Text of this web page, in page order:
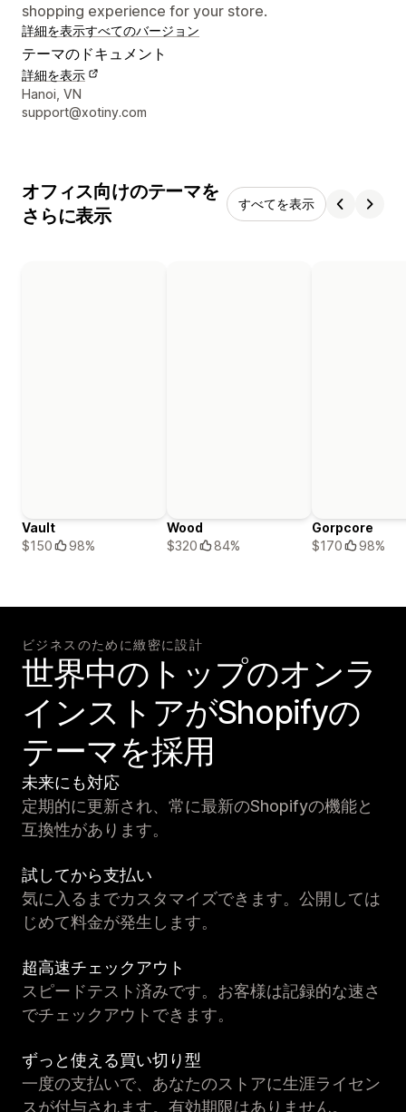
shopping experience for your store.
詳細を表示すべてのバージョン
テーマのドキュメント
詳細を表示
デザイナーの連絡先情報
Hanoi, VN
support@xotiny.com
オフィス向けのテーマを
さらに表示
すべてを表示
Vault
$150
98%
Wood
$320
84%
Gorpcore
$170
98%
ビジネスのために緻密に設計
世界中のトップのオンラ
インストアがShopifyの
テーマを採用
未来にも対応
定期的に更新され、常に最新のShopifyの機能と
互換性があります。
試してから支払い
気に入るまでカスタマイズできます。公開しては
じめて料金が発生します。
超高速チェックアウト
スピードテスト済みです。お客様は記録的な速さ
でチェックアウトできます。
ずっと使える買い切り型
一度の支払いで、あなたのストアに生涯ライセン
スが付与されます。有効期限はありません。